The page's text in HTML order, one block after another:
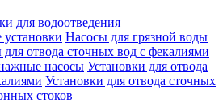
для водоотведения
Насосы для грязной воды
отвода сточных вод c фекалиями
насосы Установки для отвода
Установки для отвода сточных
стоков